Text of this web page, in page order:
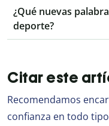
¿Qué nuevas
deporte?
Citar este
Recomendamos
confianza en todo